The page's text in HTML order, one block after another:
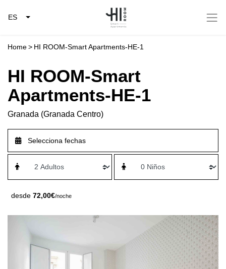
ES
Home> HI ROOM-Smart Apartments-HE-1
HI ROOM-Smart
Apartments-HE-1
Granada (Granada Centro)
desde 72,00€/noche